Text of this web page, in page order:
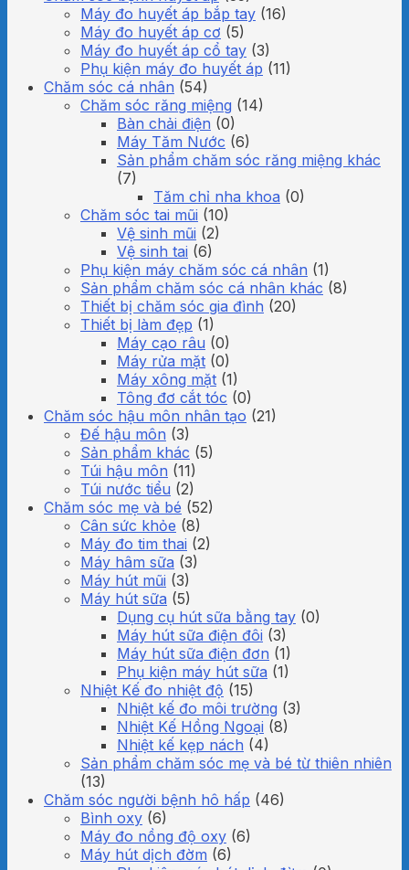
Máy đo huyết áp bắp tay (16)
Máy đo huyết áp cơ (5)
Máy đo huyết áp cổ tay (3)
Phụ kiện máy đo huyết áp (11)
Chăm sóc cá nhân (54)
Chăm sóc răng miệng (14)
Bàn chải điện (0)
Máy Tăm Nước (6)
Sản phẩm chăm sóc răng miệng khác
(7)
Tăm chỉ nha khoa (0)
Chăm sóc tai mũi (10)
Vệ sinh mũi (2)
Vệ sinh tai (6)
Phụ kiện máy chăm sóc cá nhân (1)
Sản phẩm chăm sóc cá nhân khác (8)
Thiết bị chăm sóc gia đình (20)
Thiết bị làm đẹp (1)
Máy cạo râu (0)
Máy rửa mặt (0)
Máy xông mặt (1)
Tông đơ cắt tóc (0)
Chăm sóc hậu môn nhân tạo (21)
Đế hậu môn (3)
Sản phẩm khác (5)
Túi hậu môn (11)
Túi nước tiểu (2)
Chăm sóc mẹ và bé (52)
Cân sức khỏe (8)
Máy đo tim thai (2)
Máy hâm sữa (3)
Máy hút mũi (3)
Máy hút sữa (5)
Dụng cụ hút sữa bằng tay (0)
Máy hút sữa điện đôi (3)
Máy hút sữa điện đơn (1)
Phụ kiện máy hút sữa (1)
Nhiệt Kế đo nhiệt độ (15)
Nhiệt kế đo môi trường (3)
Nhiệt Kế Hồng Ngoại (8)
Nhiệt kế kẹp nách (4)
Sản phẩm chăm sóc mẹ và bé từ thiên nhiên
(13)
Chăm sóc người bệnh hô hấp (46)
Bình oxy (6)
Máy đo nồng độ oxy (6)
Máy hút dịch đờm (6)